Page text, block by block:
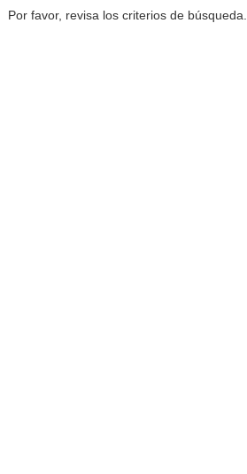
Por favor, revisa los criterios de búsqueda.